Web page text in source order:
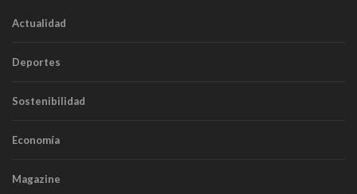
Actualidad
Deportes
Sostenibilidad
Economía
Magazine